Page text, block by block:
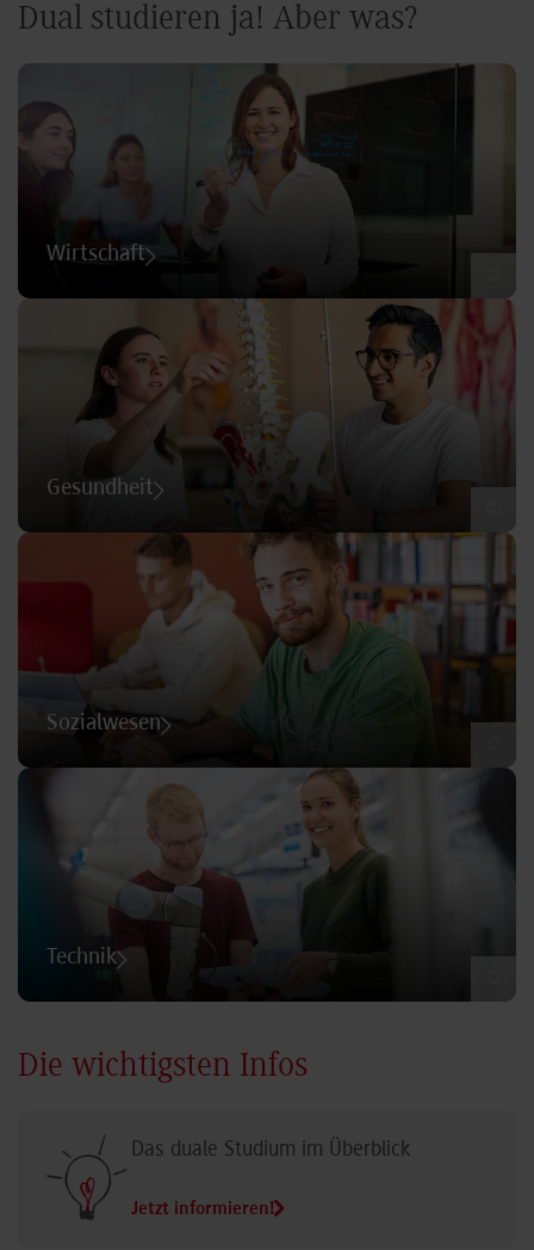
Dual studieren ja! Aber was?
Wirtschaft
Gesundheit
Sozialwesen
Technik
Die wichtigsten Infos
Das duale Studium im Überblick
Jetzt informieren!